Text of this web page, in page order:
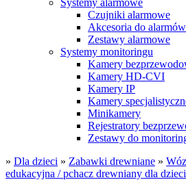
Systemy alarmowe
Czujniki alarmowe
Akcesoria do alarmów
Zestawy alarmowe
Systemy monitoringu
Kamery
Kamery HD-CVI
Kamery IP
Kamery
Minikamery
Rejestratory
Zestawy do
» Dla dzieci » Zabawki drewniane »
edukacyjna / pchacz drewniany dla dzieci